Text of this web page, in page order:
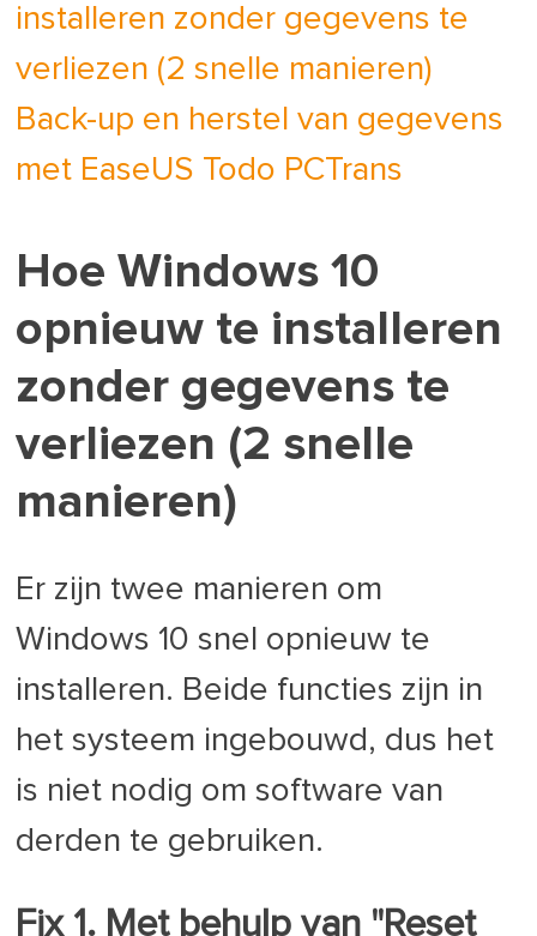
installeren zonder gegevens te
verliezen (2 snelle manieren)
Back-up en herstel van gegevens
met EaseUS Todo PCTrans
Hoe Windows 10
opnieuw te installeren
zonder gegevens te
verliezen (2 snelle
manieren)
Er zijn twee manieren om
Windows 10 snel opnieuw te
installeren. Beide functies zijn in
het systeem ingebouwd, dus het
is niet nodig om software van
derden te gebruiken.
Fix 1. Met behulp van "Reset